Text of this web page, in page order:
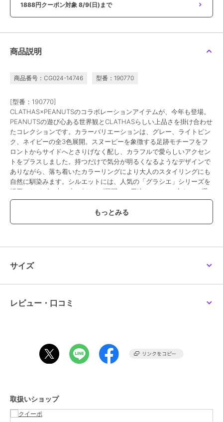
1888円クーポン対象 8/9(日)まで
商品説明
商品番号：CG024-14746 型番：190770
[型番：190770]
CLATHAS×PEANUTSのコラボレーションアイテムが、今年も登場。
PEANUTSの遊び心ある世界観とCLATHASらしい上品さを掛け合わせ
たコレクションです。カラーバリエーションは、グレー、ライトピン
ク、ネイビーの全3色展開。スヌーピーを象徴する足跡モチーフをフ
ロントからサイドへとさりげなく配し、カラフルで愛らしいアクセン
トをプラスしました。持つだけで気分が明るくなるようなデザインで
ありながら、落ち着いたカラーリングにより大人のスタイリングにも
自然に馴染みます。シルエットには、人気の「グラシエ」シリーズを
採用。サイズは大・小の2サイズ展開で、用途やシーンに合わせて選
べるのも魅力です。大サイズは肩掛けが可能で、荷物が多い日やお出
かけにも活躍。小サイズはコンパクトながらも存在感があり、手持ち
バッグとしてコーディネートのアクセントに。いずれのサイズもショ
プラスしました。可愛さだけにとどまらない、大人のための
PEANUTSコラボレーション。デイリーからお出かけまで幅広いシー
ペットボトル縦向き（500ml）：〇【メーカーサイズ寸法(実寸)】
ブランド クレイサス
性別タイプ
バッグ ／トートバッグ
サイズ
レビュー・口コミ
取扱いショップ